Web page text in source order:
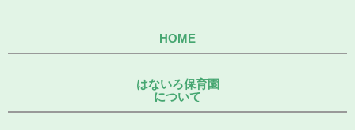
HOME
はないろ保育園
について